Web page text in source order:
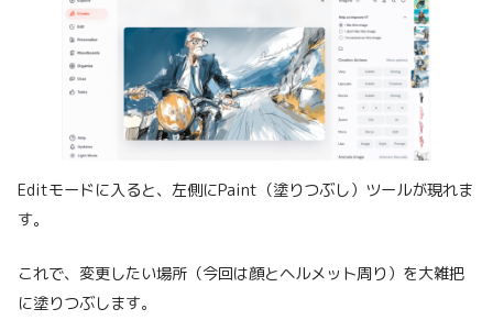
Editモードに入ると、左側にPaint（塗りつぶし）ツールが現れま
す。
これで、変更したい場所（今回は顔とヘルメット周り）を大雑把
に塗りつぶします。